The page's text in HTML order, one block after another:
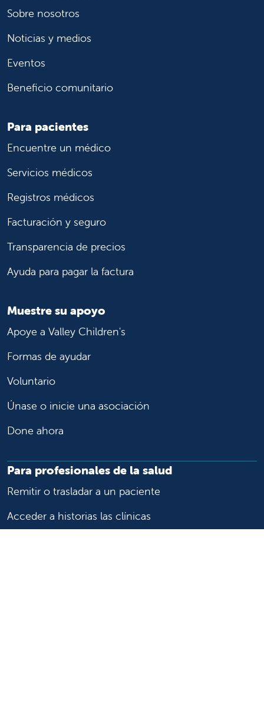
Sobre nosotros
Noticias y medios
Eventos
Beneficio comunitario
Para pacientes
Encuentre un médico
Servicios médicos
Registros médicos
Facturación y seguro
Transparencia de precios
Ayuda para pagar la factura
Muestre su apoyo
Apoye a Valley Children's
Formas de ayudar
Voluntario
Únase o inicie una asociación
Done ahora
Para profesionales de la salud
Remitir o trasladar a un paciente
Acceder a historias las clínicas